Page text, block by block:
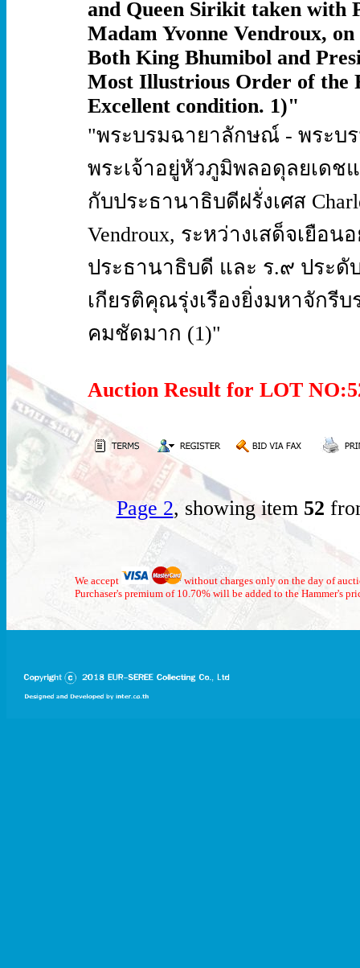
and Queen Sirikit taken with
Madam Yvonne Vendroux,
Both King Bhumibol and
Most Illustrious Order of the
Excellent condition. 1)"
"พระบรมฉายาลักษณ์ - พระบ
พระเจ้าอยู่หัวภูมิพลอดุลยเดช
กับประธานาธิบดีฝรั่งเศส
Vendroux, ระหว่างเสด็จเยือ
ประธานาธิบดี และ ร.๙ ประ
เกียรติคุณรุ่งเรืองยิ่งมหาจักรี
คมชัดมาก (1)"
Auction Result for LOT
Page 2, showing item 52
We accept
without charges only on the day of
Purchaser's premium of 10.70% will be added to the Hammer's